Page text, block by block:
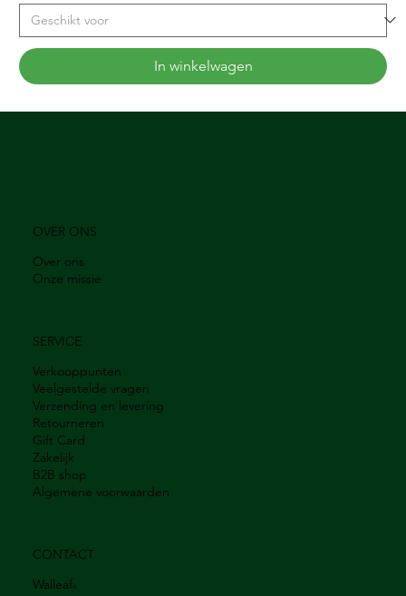
In winkelwagen
OVER ONS
Over ons
Onze missie
SERVICE
Verkooppunten
Veelgestelde vragen
Verzending en levering
Retourneren
Gift Card
Zakelijk
B2B shop
Algemene voorwaarden
CONTACT
Walleaf®